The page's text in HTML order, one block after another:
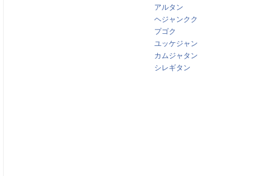
アルタン
ヘジャンクク
プゴク
ユッケジャン
カムジャタン
シレギタン